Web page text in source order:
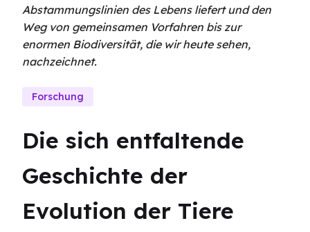
Abstammungslinien des Lebens liefert und den
Weg von gemeinsamen Vorfahren bis zur
enormen Biodiversität, die wir heute sehen,
nachzeichnet.
Forschung
Die sich entfaltende
Geschichte der
Evolution der Tiere